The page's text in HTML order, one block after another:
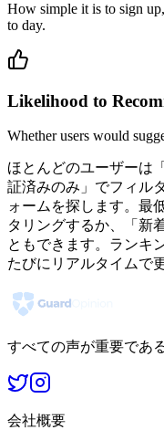
How simple it is to sign
to day.
Likelihood to
Whether users would
ほとんどのユーザーは
証済みのみ」でフィル
ォームを探します。
タリングするか、「新
ともできます。ランキ
たびにリアルタイムで
すべての声が重要であ
会社概要